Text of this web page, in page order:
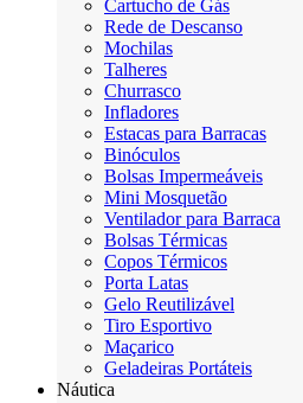
Cartucho de Gás
Rede de Descanso
Mochilas
Talheres
Churrasco
Infladores
Estacas para Barracas
Binóculos
Bolsas Impermeáveis
Mini Mosquetão
Ventilador para Barraca
Bolsas Térmicas
Copos Térmicos
Porta Latas
Gelo Reutilizável
Tiro Esportivo
Maçarico
Geladeiras Portáteis
Náutica